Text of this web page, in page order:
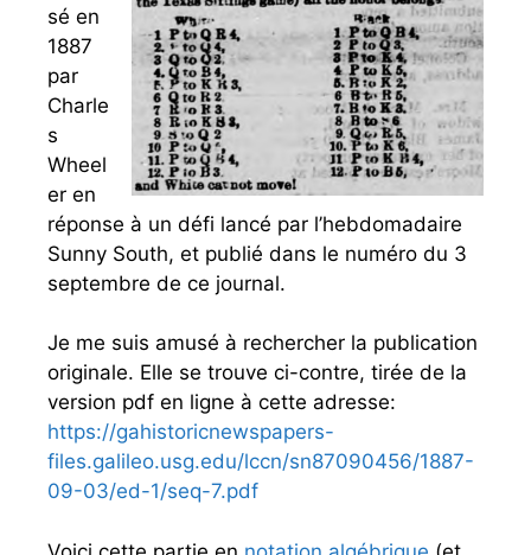
sé en
1887
par
Charle
s
Wheel
er en
réponse à un défi lancé par l’hebdomadaire
Sunny South, et publié dans le numéro du 3
septembre de ce journal.
Je me suis amusé à rechercher la publication
originale. Elle se trouve ci-contre, tirée de la
version pdf en ligne à cette adresse:
https://gahistoricnewspapers-
files.galileo.usg.edu/lccn/sn87090456/1887-
09-03/ed-1/seq-7.pdf